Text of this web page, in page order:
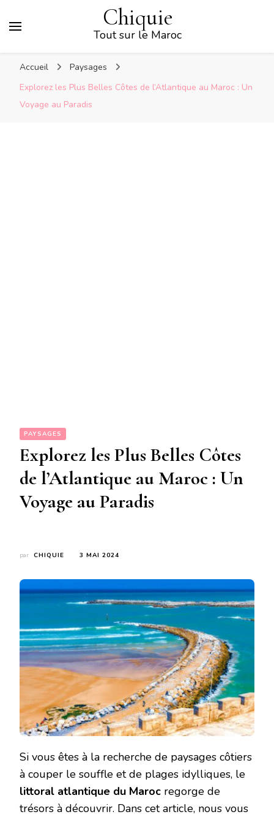
Chiquie
Tout sur le Maroc
Accueil
Paysages
Explorez les Plus Belles Côtes de l’Atlantique au Maroc : Un
Voyage au Paradis
PAYSAGES
Explorez les Plus Belles Côtes
de l’Atlantique au Maroc : Un
Voyage au Paradis
par CHIQUIE 3 MAI 2024
Si vous êtes à la recherche de paysages côtiers
à couper le souffle et de plages idylliques, le
littoral atlantique du Maroc regorge de
trésors à découvrir. Dans cet article, nous vous